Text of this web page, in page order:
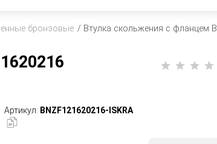
бронзовые Втулка скольжения с фланцем
Артикул: BNZF121620216-ISKRA